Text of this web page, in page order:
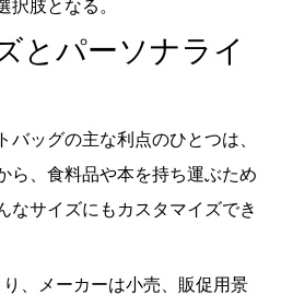
択肢となる。
とパーソナライ
ッグの主な利点のひとつは、
ら、食料品や本を持ち運ぶため
なサイズにもカスタマイズでき
、メーカーは小売、販促用景